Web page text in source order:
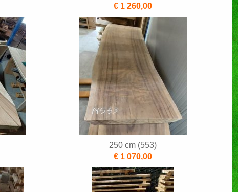
€ 1 260,00
250 cm (553)
€ 1 070,00